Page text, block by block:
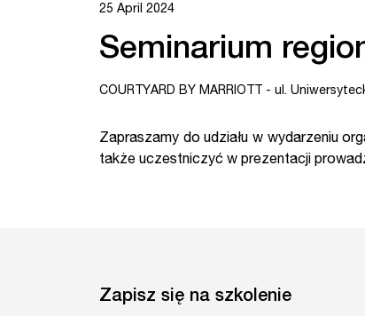
25 April 2024
Seminarium
COURTYARD BY MARRIOTT - ul.
Zapraszamy do udziału w wydarzeniu
także uczestniczyć w prezentacji
Zapisz się na szkolenie